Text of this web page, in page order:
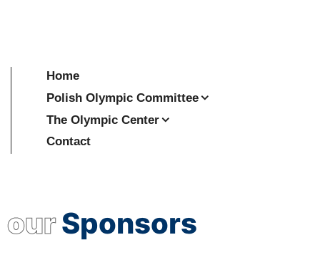
Home
Polish Olympic Committee
The Olympic Center
Contact
ourSponsors